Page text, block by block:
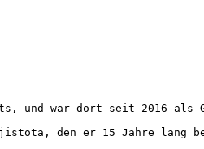
und war dort seit 2016 als
den er 15 Jahre lang